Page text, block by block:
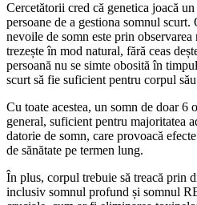
Cercetătorii cred că genetica joacă
persoane de a gestiona somnul scurt.
nevoile de somn este prin
trezește în mod natural, fără ceas
persoană nu se simte obosită în
scurt să fie suficient pentru corpul
Cu toate acestea, un somn de doar 6
general, suficient pentru majoritatea
datorie de somn, care provoacă
de sănătate pe termen lung.
În plus, corpul trebuie să treacă prin
inclusiv somnul profund și somnul